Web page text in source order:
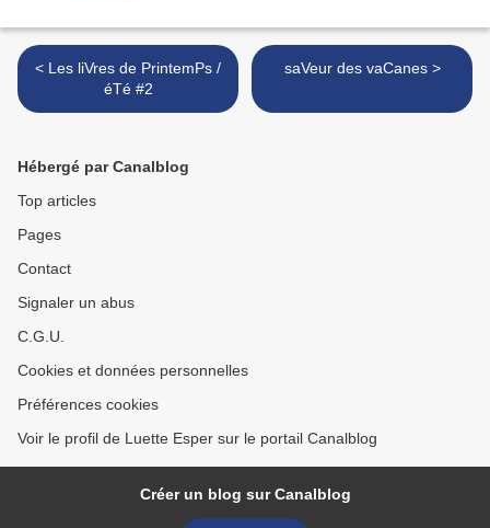
< Les liVres de PrintemPs /
éTé #2
saVeur des vaCanes >
Hébergé par Canalblog
Top articles
Pages
Contact
Signaler un abus
C.G.U.
Cookies et données personnelles
Préférences cookies
Voir le profil de Luette Esper sur le portail Canalblog
Créer un blog sur Canalblog